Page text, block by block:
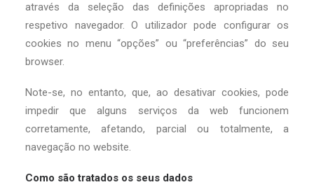
através da seleção das definições apropriadas no
respetivo navegador. O utilizador pode configurar os
cookies no menu “opções” ou “preferências” do seu
browser.
Note-se, no entanto, que, ao desativar cookies, pode
impedir que alguns serviços da web funcionem
corretamente, afetando, parcial ou totalmente, a
navegação no website.
Como são tratados os seus dados